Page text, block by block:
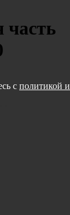
часть
с политикой